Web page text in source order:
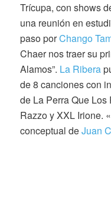
Trícupa, con shows
una reunión en
paso porChango
Chaer nos traer su
Alamos”. La Ribera
de 8 canciones con
de La Perra Que
Razzo y XXL Irione.
conceptual deJuan